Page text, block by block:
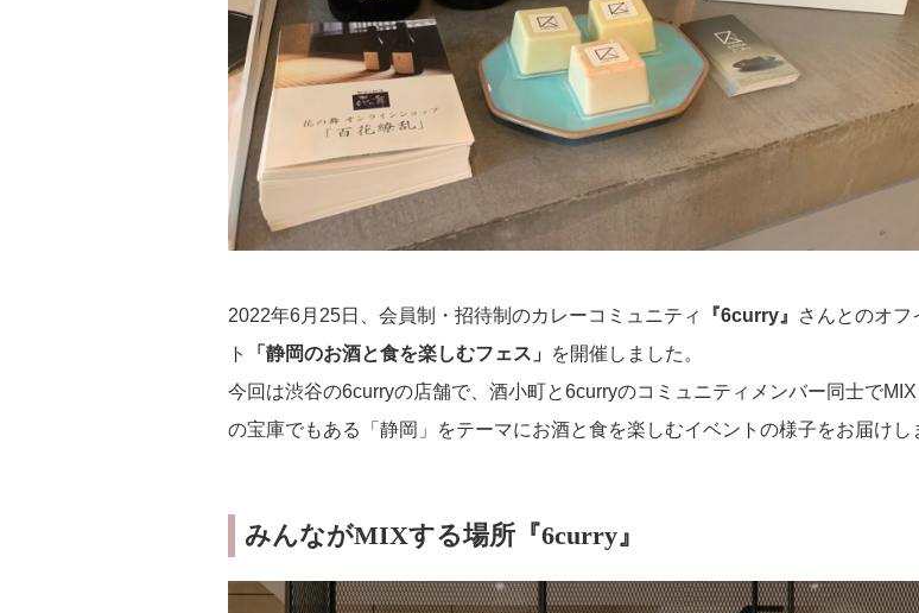
2022年6月25日、会員制・招待制のカレーコミュニティ 『6curry』
さんとのオフ
ト
「静岡のお酒と食を楽しむフェス」
を開催しました。
今回は渋谷の6curryの店舗で、酒小町と6curryのコミュニティメンバー同士で
の宝庫でもある「静岡」をテーマにお酒と食を楽しむイベントの様子をお届けし
みんながMIXする場所『6curry』